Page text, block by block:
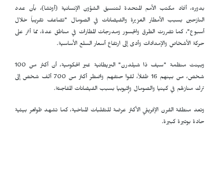
بدوره، أفاد مكتب الأمم المتحدة لتنسيق الشؤون الإنسانية (أوتشا)، بأن عدد
النازحين بسبب الأمطار الغزيرة والفيضانات في الصومال "تضاعف تقريباً خلال
أسبوع"، كما تضررت الطرق والجسور ومدرجات المطارات في مناطق عدة، مما أثر على
حركة الأشخاص والإمدادات وأدى إلى ارتفاع أسعار السلع الأساسية.
وبينت منظمة "سيف ذا شيلدرن" البريطانية غير الحكومية، أن أكثر من 100
شخص، من بينهم 16 طفلاً، لقوا حتفهم واضطر أكثر من 700 ألف شخص إلى
ترك منازلهم في كينيا والصومال وإثيوبيا بسبب الفيضانات المفاجئة.
وتعد منطقة القرن الإفريقي الأكثر عرضة للتقلبات المناخية، كما تشهد ظواهر بيئية
حادة بوتيرة كبيرة.